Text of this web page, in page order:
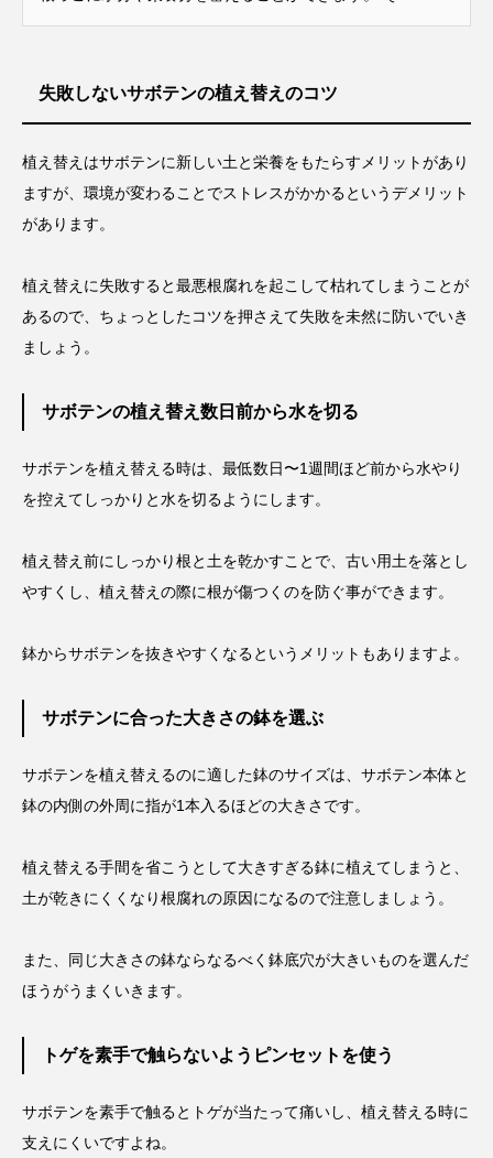
失敗しないサボテンの植え替えのコツ
植え替えはサボテンに新しい土と栄養をもたらすメリットがあり
ますが、環境が変わることでストレスがかかるというデメリット
があります。
植え替えに失敗すると最悪根腐れを起こして枯れてしまうことが
あるので、ちょっとしたコツを押さえて失敗を未然に防いでいき
ましょう。
サボテンの植え替え数日前から水を切る
サボテンを植え替える時は、最低数日〜1週間ほど前から水やり
を控えてしっかりと水を切るようにします。
植え替え前にしっかり根と土を乾かすことで、古い用土を落とし
やすくし、植え替えの際に根が傷つくのを防ぐ事ができます。
鉢からサボテンを抜きやすくなるというメリットもありますよ。
サボテンに合った大きさの鉢を選ぶ
サボテンを植え替えるのに適した鉢のサイズは、サボテン本体と
鉢の内側の外周に指が1本入るほどの大きさです。
植え替える手間を省こうとして大きすぎる鉢に植えてしまうと、
土が乾きにくくなり根腐れの原因になるので注意しましょう。
また、同じ大きさの鉢ならなるべく鉢底穴が大きいものを選んだ
ほうがうまくいきます。
トゲを素手で触らないようピンセットを使う
サボテンを素手で触るとトゲが当たって痛いし、植え替える時に
支えにくいですよね。